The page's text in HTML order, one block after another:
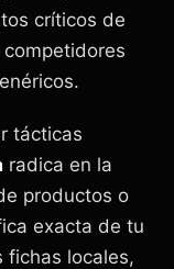
críticos de
tácticas
radica en la
productos o
exacta de tu
fichas locales,